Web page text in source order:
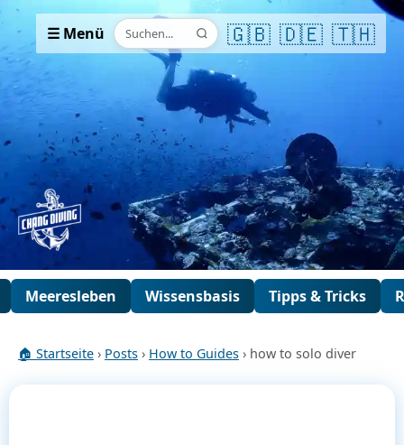
☰ Menü 🇬🇧 🇩🇪 🇹🇭
Meeresleben Wissensbasis Tipps & Tricks
🏠 Startseite › Posts › How to Guides › how to solo diver